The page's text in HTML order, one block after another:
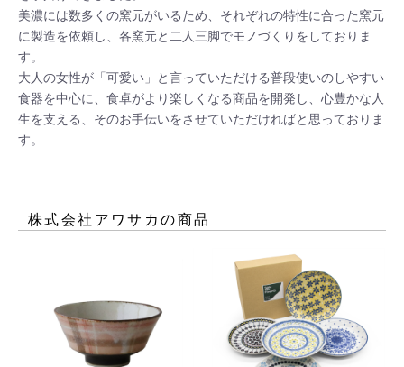
美濃には数多くの窯元がいるため、それぞれの特性に合った窯元
に製造を依頼し、各窯元と二人三脚でモノづくりをしておりま
す。
大人の女性が「可愛い」と言っていただける普段使いのしやすい
食器を中心に、食卓がより楽しくなる商品を開発し、心豊かな人
生を支える、そのお手伝いをさせていただければと思っておりま
す。
株式会社アワサカの商品